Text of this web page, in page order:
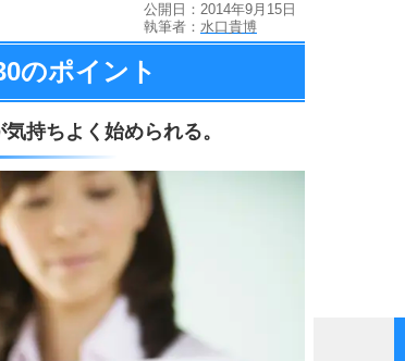
公開日：2014年9月15日
執筆者： 水口貴博
のポイント
持ちよく始められる。